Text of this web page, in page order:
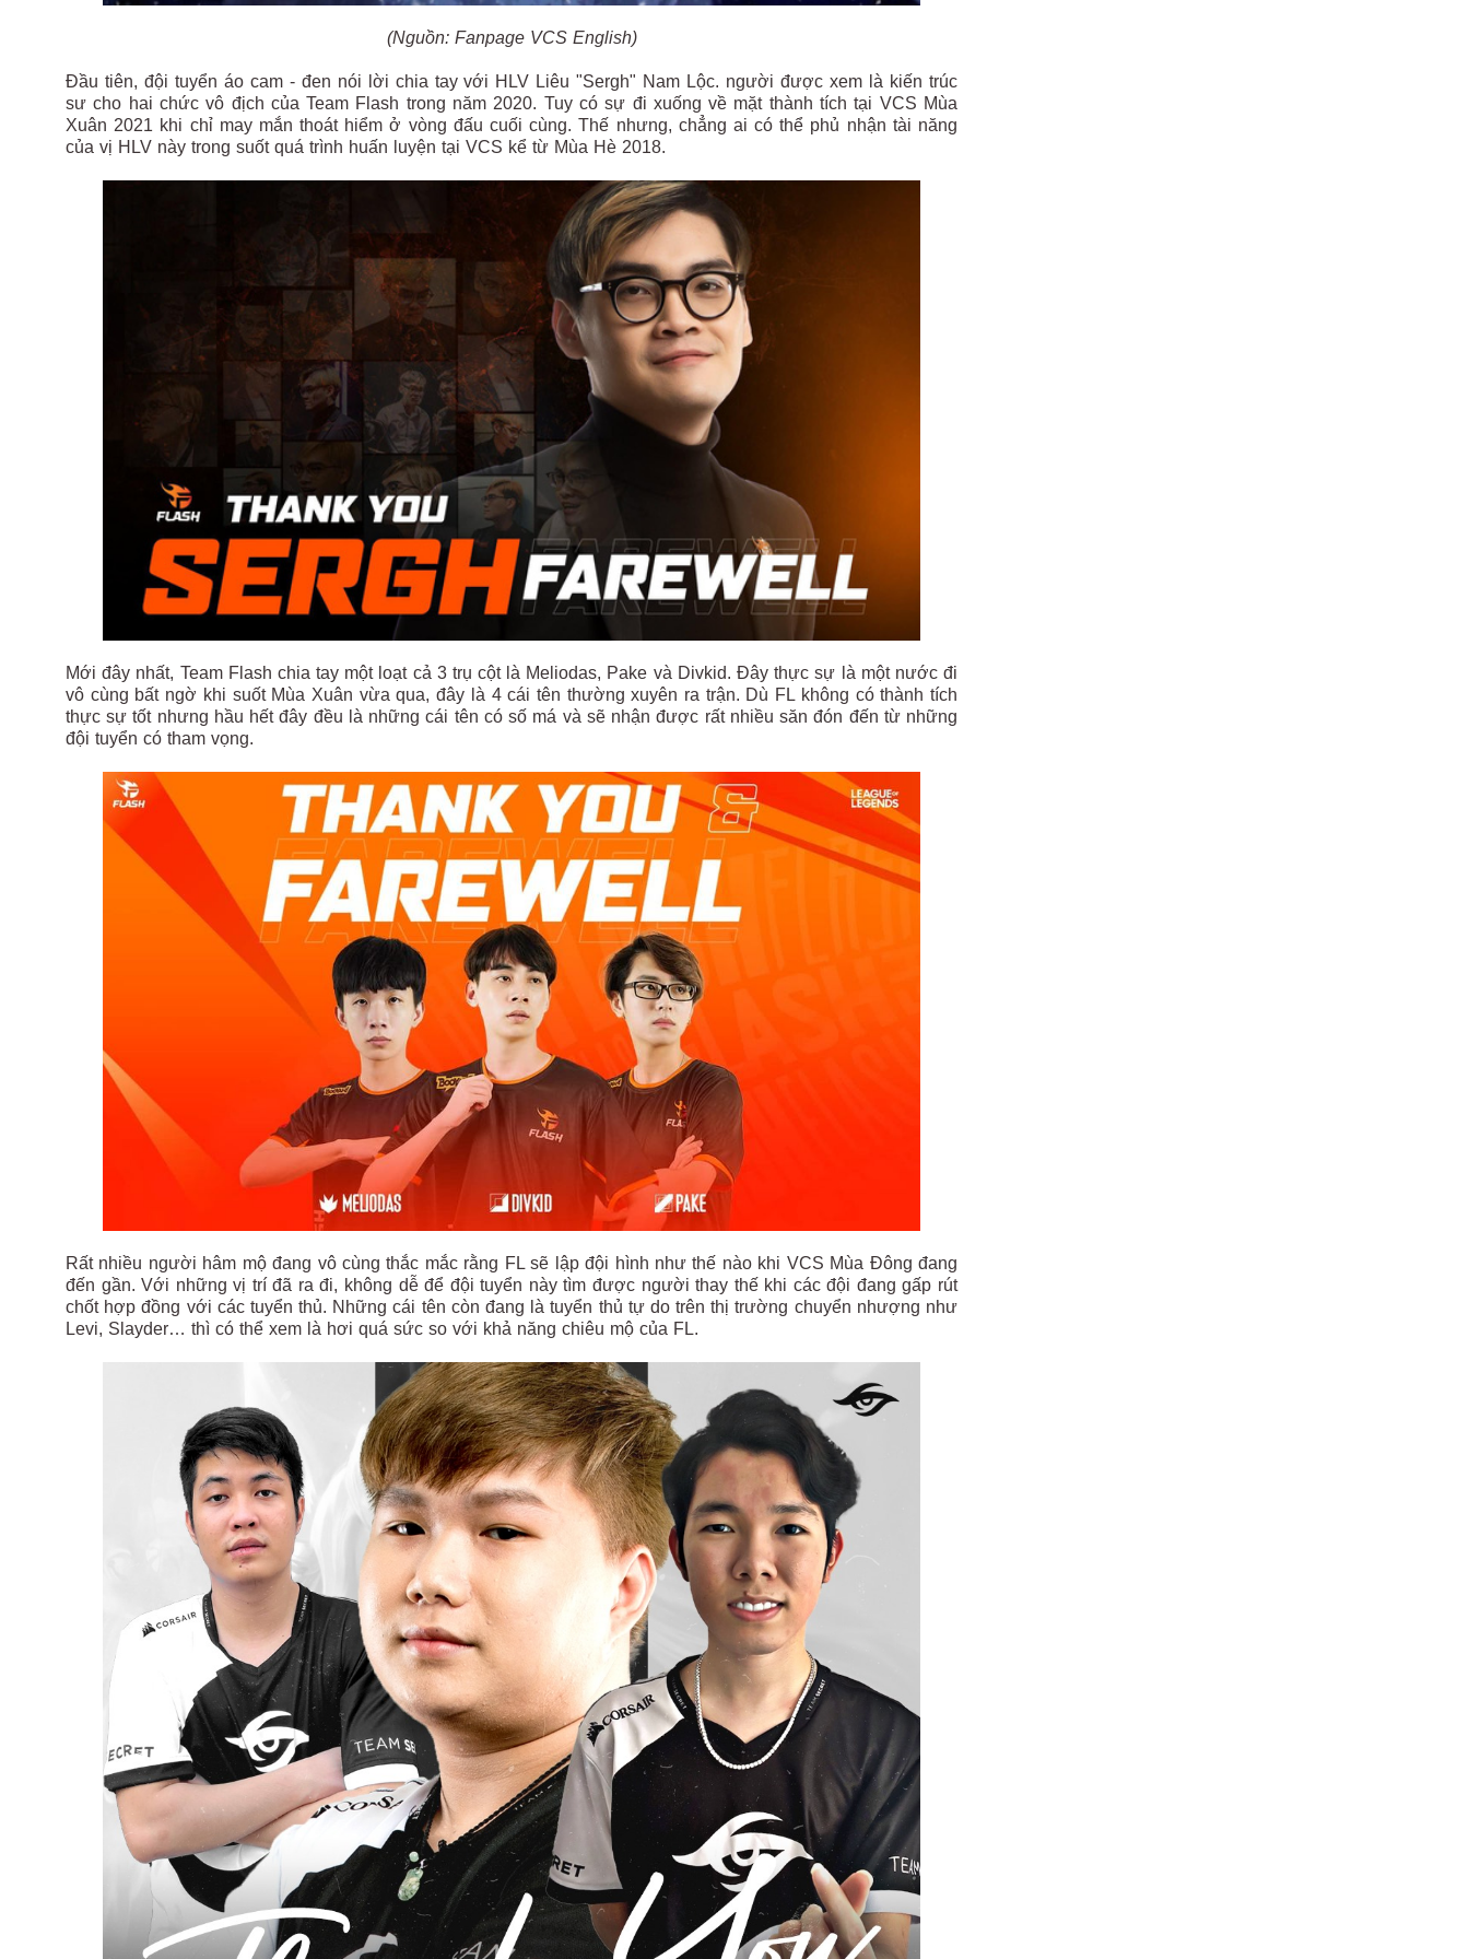
(Nguồn: Fanpage VCS English)
Đầu tiên, đội tuyển áo cam - đen nói lời chia tay với HLV Liêu "Sergh" Nam Lộc. người được xem là kiến trúc
sư cho hai chức vô địch của Team Flash trong năm 2020. Tuy có sự đi xuống về mặt thành tích tại VCS Mùa
Xuân 2021 khi chỉ may mắn thoát hiểm ở vòng đấu cuối cùng. Thế nhưng, chẳng ai có thể phủ nhận tài năng
của vị HLV này trong suốt quá trình huấn luyện tại VCS kể từ Mùa Hè 2018.
Mới đây nhất, Team Flash chia tay một loạt cả 3 trụ cột là Meliodas, Pake và Divkid. Đây thực sự là một nước đi
vô cùng bất ngờ khi suốt Mùa Xuân vừa qua, đây là 4 cái tên thường xuyên ra trận. Dù FL không có thành tích
thực sự tốt nhưng hầu hết đây đều là những cái tên có số má và sẽ nhận được rất nhiều săn đón đến từ những
đội tuyển có tham vọng.
Rất nhiều người hâm mộ đang vô cùng thắc mắc rằng FL sẽ lập đội hình như thế nào khi VCS Mùa Đông đang
đến gần. Với những vị trí đã ra đi, không dễ để đội tuyển này tìm được người thay thế khi các đội đang gấp rút
chốt hợp đồng với các tuyển thủ. Những cái tên còn đang là tuyển thủ tự do trên thị trường chuyển nhượng như
Levi, Slayder… thì có thể xem là hơi quá sức so với khả năng chiêu mộ của FL.